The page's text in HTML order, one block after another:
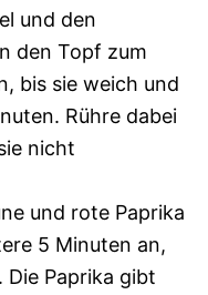
und den
den Topf zum
bis sie weich und
Rühre dabei
nicht
und rote Paprika
5 Minuten an,
Die Paprika gibt